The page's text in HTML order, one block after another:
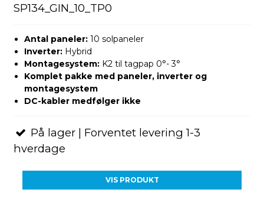
SP134_GIN_10_TP0
Antal paneler:10 solpaneler
Inverter:Hybrid
Montagesystem:K2 til tagpap 0°- 3°
Komplet pakke med paneler, inverter og
montagesystem
DC-kabler medfølger ikke
På lager | Forventet levering 1-3
hverdage
VIS PRODUKT